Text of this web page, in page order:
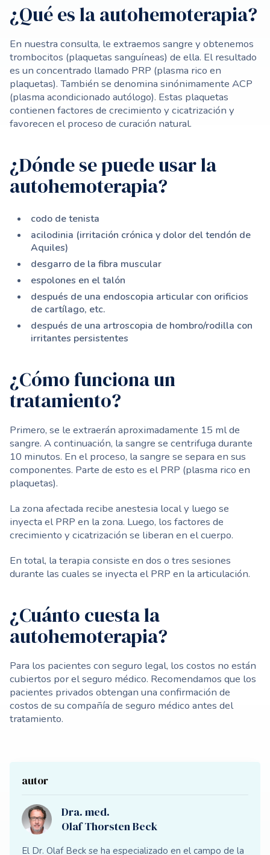
¿Qué es la autohemoterapia?
En nuestra consulta, le extraemos sangre y obtenemos
trombocitos (plaquetas sanguíneas) de ella. El resultado
es un concentrado llamado PRP (plasma rico en
plaquetas). También se denomina sinónimamente ACP
(plasma acondicionado autólogo). Estas plaquetas
contienen factores de crecimiento y cicatrización y
favorecen el proceso de curación natural.
¿Dónde se puede usar la
autohemoterapia?
codo de tenista
acilodinia (irritación crónica y dolor del tendón de
Aquiles)
desgarro de la fibra muscular
espolones en el talón
después de una endoscopia articular con orificios
de cartílago, etc.
después de una artroscopia de hombro/rodilla con
irritantes persistentes
¿Cómo funciona un
tratamiento?
Primero, se le extraerán aproximadamente 15 ml de
sangre. A continuación, la sangre se centrifuga durante
10 minutos. En el proceso, la sangre se separa en sus
componentes. Parte de esto es el PRP (plasma rico en
plaquetas).
La zona afectada recibe anestesia local y luego se
inyecta el PRP en la zona. Luego, los factores de
crecimiento y cicatrización se liberan en el cuerpo.
En total, la terapia consiste en dos o tres sesiones
durante las cuales se inyecta el PRP en la articulación.
¿Cuánto cuesta la
autohemoterapia?
Para los pacientes con seguro legal, los costos no están
cubiertos por el seguro médico. Recomendamos que los
pacientes privados obtengan una confirmación de
costos de su compañía de seguro médico antes del
tratamiento.
autor
Dra. med.
Olaf Thorsten Beck
El Dr. Olaf Beck se ha especializado en el campo de la